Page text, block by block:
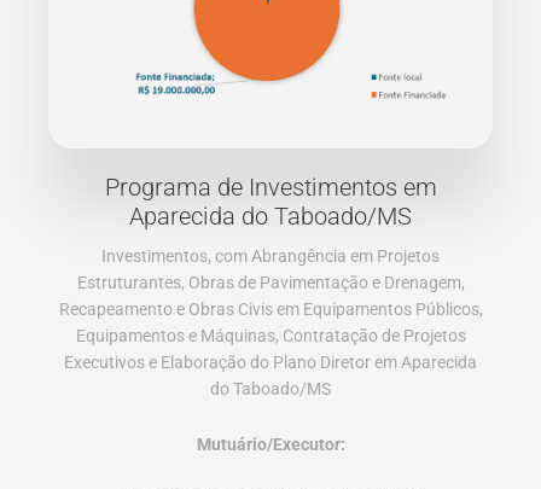
Programa de Investimentos em
Aparecida do Taboado/MS​
Investimentos, com Abrangência em Projetos
Estruturantes, Obras de Pavimentação e Drenagem,
Recapeamento e Obras Civis em Equipamentos Públicos,
Equipamentos e Máquinas, Contratação de Projetos
Executivos e Elaboração do Plano Diretor em Aparecida
do Taboado/MS
Mutuário/Executor: